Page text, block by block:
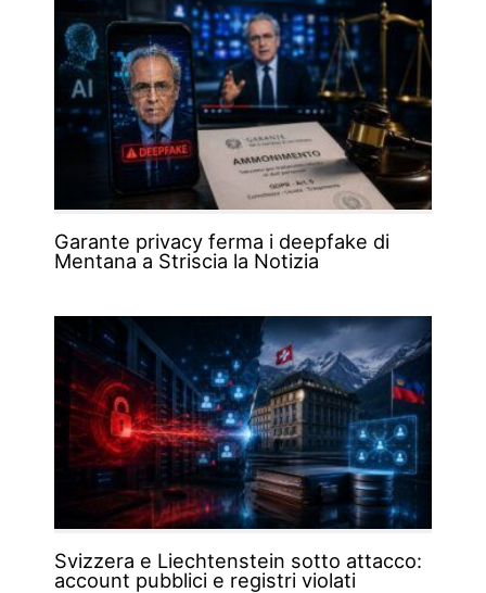
Garante privacy ferma i deepfake di
Mentana a Striscia la Notizia
Svizzera e Liechtenstein sotto attacco:
account pubblici e registri violati